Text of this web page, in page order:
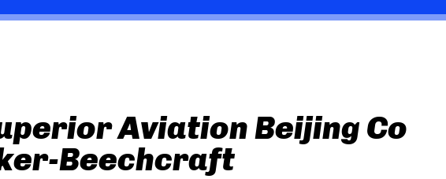
Aviation Beijing Co
Beechcraft